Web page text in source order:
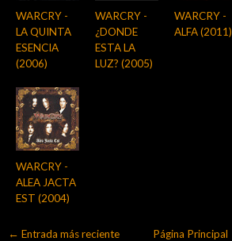
WARCRY -
LA QUINTA
ESENCIA
(2006)
WARCRY -
¿DONDE
ESTA LA
LUZ? (2005)
WARCRY -
ALFA (2011)
WARCRY -
ALEA JACTA
EST (2004)
← Entrada más reciente Página Principal